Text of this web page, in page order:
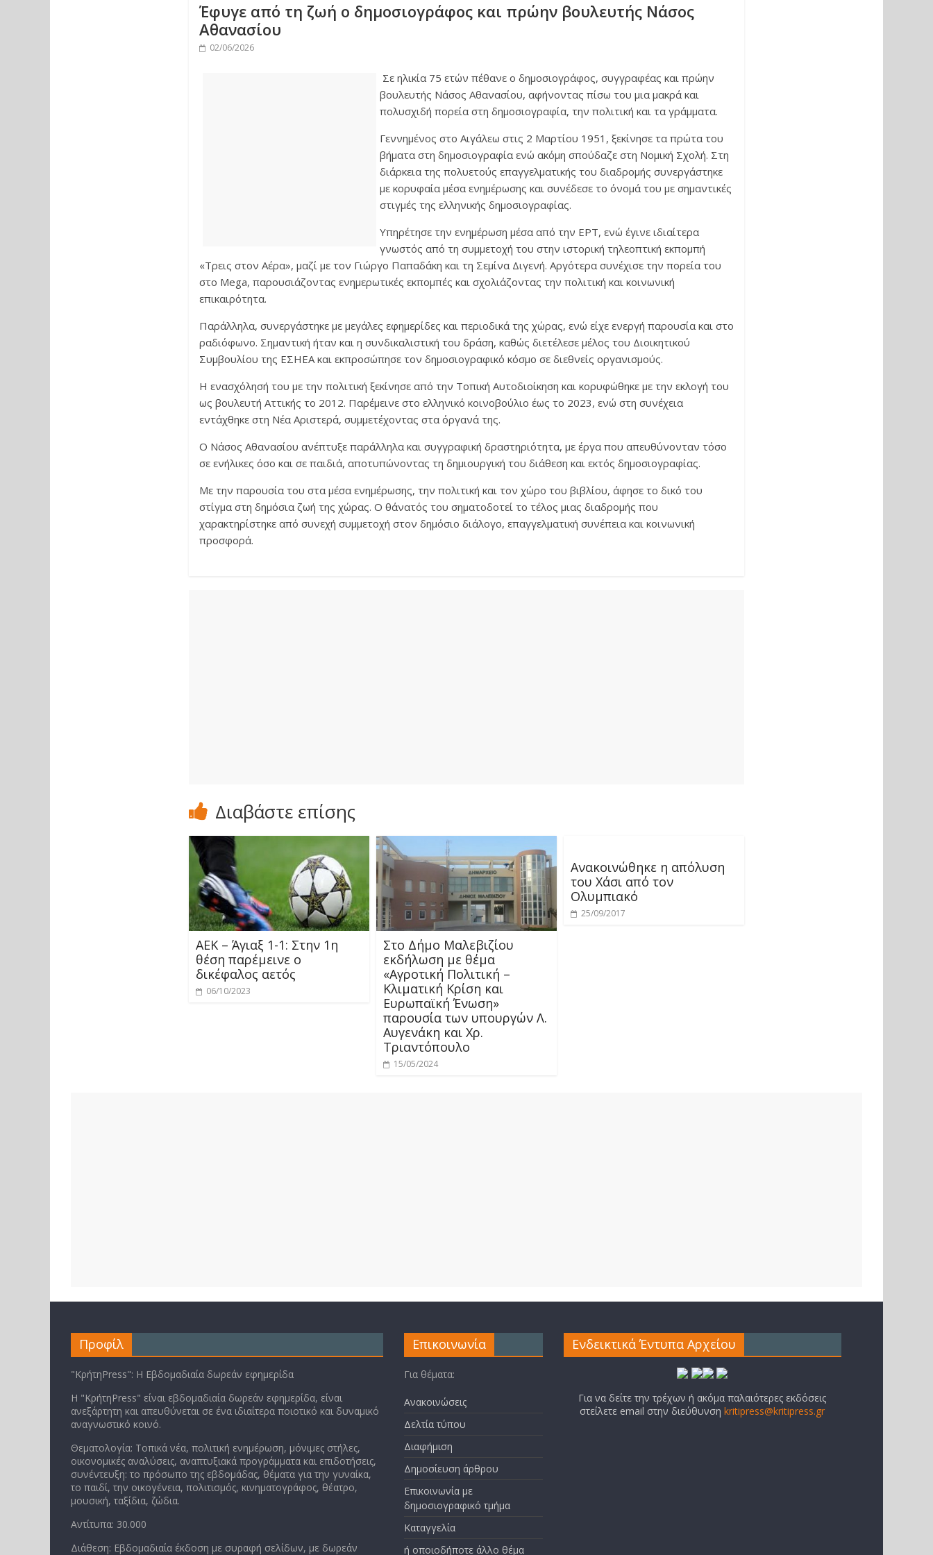
Έφυγε από τη ζωή ο δημοσιογράφος και πρώην βουλευτής Νάσος
Αθανασίου
02/06/2026
Σε ηλικία 75 ετών πέθανε ο δημοσιογράφος, συγγραφέας και πρώην
βουλευτής Νάσος Αθανασίου, αφήνοντας πίσω του μια μακρά και
πολυσχιδή πορεία στη δημοσιογραφία, την πολιτική και τα γράμματα.
Γεννημένος στο Αιγάλεω στις 2 Μαρτίου 1951, ξεκίνησε τα πρώτα του
βήματα στη δημοσιογραφία ενώ ακόμη σπούδαζε στη Νομική Σχολή. Στη
διάρκεια της πολυετούς επαγγελματικής του διαδρομής συνεργάστηκε
με κορυφαία μέσα ενημέρωσης και συνέδεσε το όνομά του με σημαντικές
στιγμές της ελληνικής δημοσιογραφίας.
Υπηρέτησε την ενημέρωση μέσα από την ΕΡΤ, ενώ έγινε ιδιαίτερα
γνωστός από τη συμμετοχή του στην ιστορική τηλεοπτική εκπομπή
«Τρεις στον Αέρα», μαζί με τον Γιώργο Παπαδάκη και τη Σεμίνα Διγενή. Αργότερα συνέχισε την πορεία του
στο Mega, παρουσιάζοντας ενημερωτικές εκπομπές και σχολιάζοντας την πολιτική και κοινωνική
επικαιρότητα.
Παράλληλα, συνεργάστηκε με μεγάλες εφημερίδες και περιοδικά της χώρας, ενώ είχε ενεργή παρουσία και στο
ραδιόφωνο. Σημαντική ήταν και η συνδικαλιστική του δράση, καθώς διετέλεσε μέλος του Διοικητικού
Συμβουλίου της ΕΣΗΕΑ και εκπροσώπησε τον δημοσιογραφικό κόσμο σε διεθνείς οργανισμούς.
Η ενασχόλησή του με την πολιτική ξεκίνησε από την Τοπική Αυτοδιοίκηση και κορυφώθηκε με την εκλογή του
ως βουλευτή Αττικής το 2012. Παρέμεινε στο ελληνικό κοινοβούλιο έως το 2023, ενώ στη συνέχεια
εντάχθηκε στη Νέα Αριστερά, συμμετέχοντας στα όργανά της.
Ο Νάσος Αθανασίου ανέπτυξε παράλληλα και συγγραφική δραστηριότητα, με έργα που απευθύνονταν τόσο
σε ενήλικες όσο και σε παιδιά, αποτυπώνοντας τη δημιουργική του διάθεση και εκτός δημοσιογραφίας.
Με την παρουσία του στα μέσα ενημέρωσης, την πολιτική και τον χώρο του βιβλίου, άφησε το δικό του
στίγμα στη δημόσια ζωή της χώρας. Ο θάνατός του σηματοδοτεί το τέλος μιας διαδρομής που
χαρακτηρίστηκε από συνεχή συμμετοχή στον δημόσιο διάλογο, επαγγελματική συνέπεια και κοινωνική
προσφορά.
Διαβάστε επίσης
ΑΕΚ – Άγιαξ 1-1: Στην 1η
θέση παρέμεινε ο
δικέφαλος αετός
06/10/2023
Στο Δήμο Μαλεβιζίου
εκδήλωση με θέμα
«Αγροτική Πολιτική –
Κλιματική Κρίση και
Ευρωπαϊκή Ένωση»
παρουσία των υπουργών Λ.
Αυγενάκη και Χρ.
Τριαντόπουλο
15/05/2024
Ανακοινώθηκε η απόλυση
του Χάσι από τον
Ολυμπιακό
25/09/2017
Προφίλ
"ΚρήτηPress": Η Εβδομαδιαία δωρεάν εφημερίδα
Η "ΚρήτηPress" είναι εβδομαδιαία δωρεάν εφημερίδα, είναι
ανεξάρτητη και απευθύνεται σε ένα ιδιαίτερα ποιοτικό και δυναμικό
αναγνωστικό κοινό.
Θεματολογία: Τοπικά νέα, πολιτική ενημέρωση, μόνιμες στήλες,
οικονομικές αναλύσεις, αναπτυξιακά προγράμματα και επιδοτήσεις,
συνέντευξη: το πρόσωπο της εβδομάδας, θέματα για την γυναίκα,
το παιδί, την οικογένεια, πολιτισμός, κινηματογράφος, θέατρο,
μουσική, ταξίδια, ζώδια.
Αντίτυπα: 30.000
Διάθεση: Εβδομαδιαία έκδοση με συραφή σελίδων, με δωρεάν
Επικοινωνία
Για θέματα:
Ανακοινώσεις
Δελτία τύπου
Διαφήμιση
Δημοσίευση άρθρου
Επικοινωνία με
δημοσιογραφικό τμήμα
Καταγγελία
ή οποιοδήποτε άλλο θέμα
Ενδεικτικά Έντυπα Αρχείου
Για να δείτε την τρέχων ή ακόμα παλαιότερες εκδόσεις
στείλετε email στην διεύθυνσηkritipress@kritipress.gr